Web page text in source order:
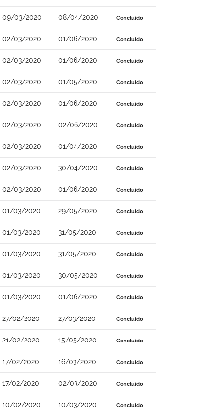
09/03/2020 08/04/2020 Concluído
02/03/2020 01/06/2020 Concluído
02/03/2020 01/06/2020 Concluído
02/03/2020 01/05/2020 Concluído
02/03/2020 01/06/2020 Concluído
02/03/2020 02/06/2020 Concluído
02/03/2020 01/04/2020 Concluído
02/03/2020 30/04/2020 Concluído
02/03/2020 01/06/2020 Concluído
01/03/2020 29/05/2020 Concluído
01/03/2020 31/05/2020 Concluído
01/03/2020 31/05/2020 Concluído
01/03/2020 30/05/2020 Concluído
01/03/2020 01/06/2020 Concluído
27/02/2020 27/03/2020 Concluído
21/02/2020 15/05/2020 Concluído
17/02/2020 16/03/2020 Concluído
17/02/2020 02/03/2020 Concluído
10/02/2020 10/03/2020 Concluído